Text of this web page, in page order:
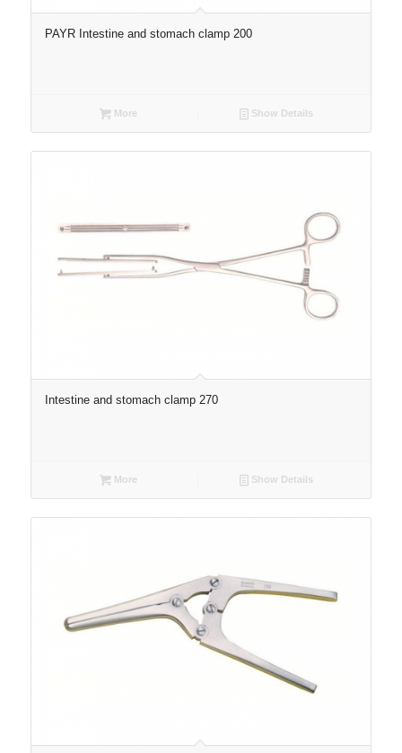
PAYR Intestine and stomach clamp 200
More Show Details
Intestine and stomach clamp 270
More Show Details